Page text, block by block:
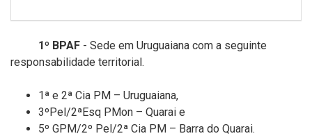
1º BPAF - Sede em Uruguaiana com a seguinte
responsabilidade territorial.
1ª e 2ª Cia PM – Uruguaiana,
3ºPel/2ªEsq PMon – Quarai e
5º GPM/2º Pel/2ª Cia PM – Barra do Quarai.